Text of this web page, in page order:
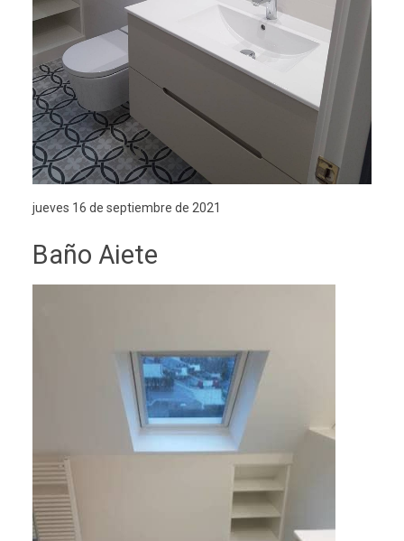
jueves 16 de septiembre de 2021
Baño Aiete